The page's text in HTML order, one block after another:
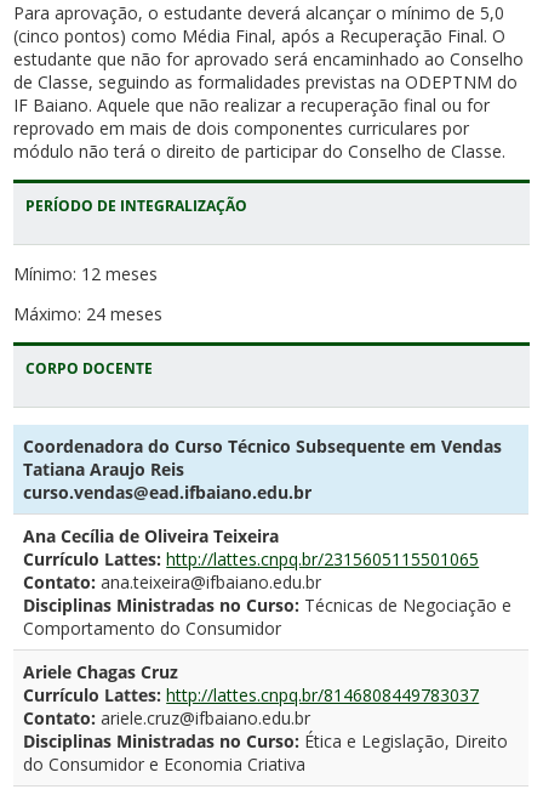
Para aprovação, o estudante deverá alcançar o mínimo de 5,0
(cinco pontos) como Média Final, após a Recuperação Final. O
estudante que não for aprovado será encaminhado ao Conselho
de Classe, seguindo as formalidades previstas na ODEPTNM do
IF Baiano. Aquele que não realizar a recuperação final ou for
reprovado em mais de dois componentes curriculares por
módulo não terá o direito de participar do Conselho de Classe.
PERÍODO DE INTEGRALIZAÇÃO
Mínimo: 12 meses
Máximo: 24 meses
CORPO DOCENTE
Coordenadora do Curso Técnico Subsequente em Vendas
Tatiana Araujo Reis
curso.vendas@ead.ifbaiano.edu.br
Ana Cecília de Oliveira Teixeira
Currículo Lattes:http://lattes.cnpq.br/2315605115501065
Contato: ana.teixeira@ifbaiano.edu.br
Disciplinas Ministradas no Curso: Técnicas de Negociação e
Comportamento do Consumidor
Ariele Chagas Cruz
Currículo Lattes:http://lattes.cnpq.br/8146808449783037
Contato: ariele.cruz@ifbaiano.edu.br
Disciplinas Ministradas no Curso: Ética e Legislação, Direito
do Consumidor e Economia Criativa